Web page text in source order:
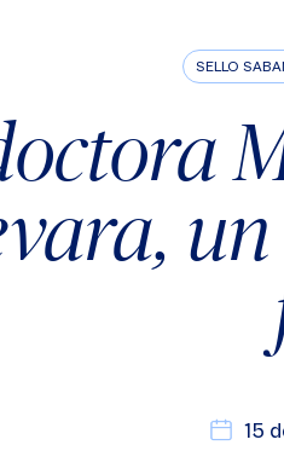
SELLO
15